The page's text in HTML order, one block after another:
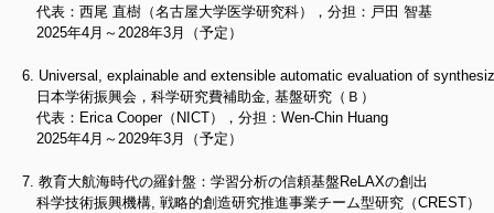
代表：西尾 直樹（名古屋大学医学研究科），分担：戸田 智基
2025年4月～2028年3月（予定）
Universal, explainable and extensible automatic evaluation of
日本学術振興会，科学研究費補助金, 基盤研究（Ｂ）
代表：Erica Cooper（NICT），分担：Wen-Chin Huang
2025年4月～2029年3月（予定）
教育大航海時代の羅針盤：学習分析の信頼基盤ReLAXの創出
科学技術振興機構, 戦略的創造研究推進事業チーム型研究（CREST）